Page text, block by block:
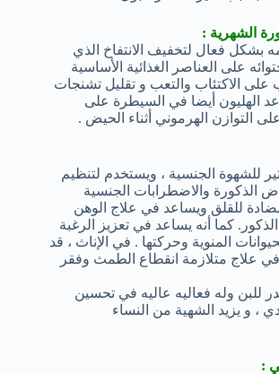
بشكل فعال لتخفيف الانتفاخ الذي
على العناصر الغذائية الأساسية
على الاكتئاب والتعب و تقليل تشنجات
الهليون أيضا في السيطرة على
التوازن الهرموني أثناء الحيض .
للشهوة الجنسية ، ويستخدم لتنظيم
الذكورة والاضطرابات الجنسية
للقلق ويساعد في علاج الوهن
كما أنه يساعد في تعزيز الرغبة
المنوية وحركتها . في الإناث ، قد
علاج متلازمة انقطاع الطمث وفقر
للبن وله فعاليه عاليه في تحسين
، و يزيد الشهية من النساء